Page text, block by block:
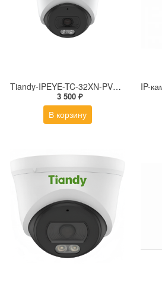
Tiandy-IPEYE-TC-32XN-PVZ 2Мп купольная «турель» IP камера с фиксированным объективом, серия SPARK со встроенным агентом IPEYE для ПВЗ
3 500 ₽
В корзину